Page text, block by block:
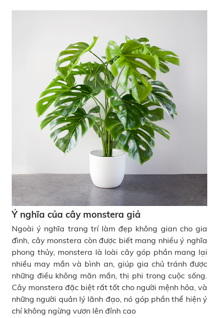
Ý nghĩa của cây monstera giả
Ngoài ý nghĩa trang trí làm đẹp không gian cho gia
đình, cây monstera còn được biết mang nhiều ý nghĩa
phong thủy, monstera là loài cây góp phần mang lại
nhiều may mắn và bình an, giúp gia chủ tránh được
những điều không măn mắn, thị phi trong cuộc sống.
Cây monstera đặc biệt rất tốt cho người mệnh hỏa, và
những người quản lý lãnh đạo, nó góp phần thể hiện ý
chí không ngừng vươn lên đỉnh cao